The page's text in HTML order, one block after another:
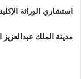
استشاري الوراثة
مدينة الملك